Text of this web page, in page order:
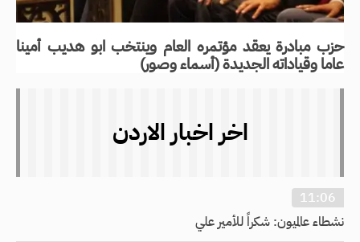
حزب مبادرة يعقد مؤتمره العام وينتخب ابو هديب أمينا
عاما وقياداته الجديدة (أسماء وصور)
اخر اخبار الاردن
11:06
نشطاء عالميون: شكراً للأمير علي